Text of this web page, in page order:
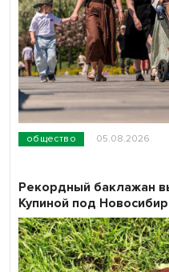
общество 05.08.2026
Рекордный баклажан
Купиной под